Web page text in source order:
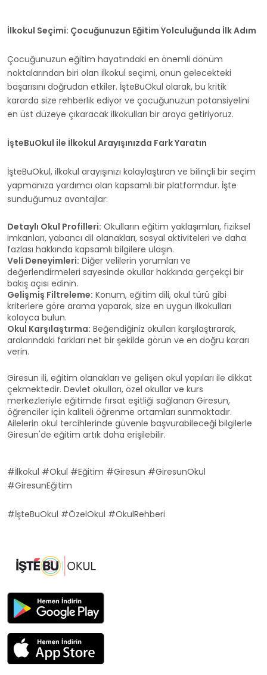
İlkokul Seçimi: Çocuğunuzun Eğitim Yolculuğunda İlk Adım
Çocuğunuzun eğitim hayatındaki en önemli dönüm
noktalarından biri olan ilkokul seçimi, onun gelecekteki
başarısını doğrudan etkiler. İşteBuOkul olarak, bu kritik
kararda size rehberlik ediyor ve çocuğunuzun potansiyelini
en üst düzeye çıkaracak ilkokulları bir araya getiriyoruz.
İşteBuOkul ile İlkokul Arayışınızda Fark Yaratın
İşteBuOkul, ilkokul arayışınızı kolaylaştıran ve bilinçli bir seçim
yapmanıza yardımcı olan kapsamlı bir platformdur. İşte
sunduğumuz avantajlar:
Detaylı Okul Profilleri: Okulların eğitim yaklaşımları, fiziksel
imkanları, yabancı dil olanakları, sosyal aktiviteleri ve daha
fazlası hakkında kapsamlı bilgilere ulaşın.
Veli Deneyimleri: Diğer velilerin yorumları ve
değerlendirmeleri sayesinde okullar hakkında gerçekçi bir
bakış açısı edinin.
Gelişmiş Filtreleme: Konum, eğitim dili, okul türü gibi
kriterlere göre arama yaparak, size en uygun ilkokulları
kolayca bulun.
Okul Karşılaştırma: Beğendiğiniz okulları karşılaştırarak,
aralarındaki farkları net bir şekilde görün ve en doğru kararı
verin.
Giresun ili, eğitim olanakları ve gelişen okul yapıları ile dikkat
çekmektedir. Devlet okulları, özel okullar ve kurs
merkezleriyle eğitimde fırsat eşitliği sağlanan Giresun,
öğrenciler için kaliteli öğrenme ortamları sunmaktadır.
Ailelerin okul tercihlerinde güvenle başvurabileceği bilgilerle
Giresun'de eğitim artık daha erişilebilir.
#İlkokul #Okul #Eğitim #Giresun #GiresunOkul
#GiresunEğitim
#İşteBuOkul #ÖzelOkul #OkulRehberi